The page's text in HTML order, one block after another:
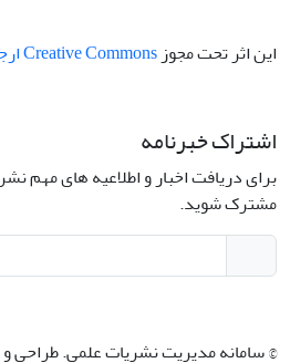
این اثر تحت مجوز Creative Commons ارجاع 4.0 بین‌المللی
اشتراک خبرنامه
برای دریافت اخبار و اطلاعیه های مهم
مشترک شوید.
© سامانه مدیریت نشریات علمی.طراحی و